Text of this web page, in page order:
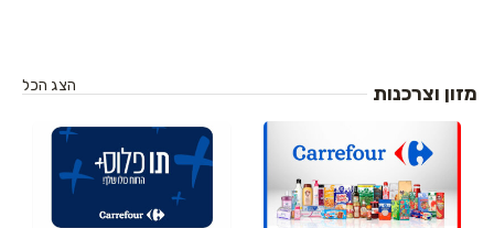
מזון וצרכנות הצג הכל